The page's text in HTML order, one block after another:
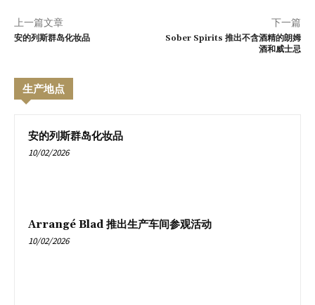
上一篇文章
安的列斯群岛化妆品
下一篇
Sober Spirits 推出不含酒精的朗姆
酒和威士忌
生产地点
安的列斯群岛化妆品
10/02/2026
Arrangé Blad 推出生产车间参观活动
10/02/2026